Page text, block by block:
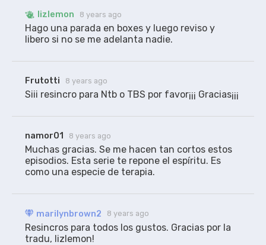
versión
WEBRip RARBG/NTb
Subtítulos traducidos aquí, sincronizados para
WEBRip RARBG y AMZN WEBRip NTb (720 y 1080p).
lizlemon 8 years ago
Hago una parada en boxes y luego reviso y
libero si no se me adelanta nadie.
Frutotti 8 years ago
Siii resincro para Ntb o TBS por favor¡¡¡ Gracias¡¡¡
namor01 8 years ago
Muchas gracias. Se me hacen tan cortos estos
episodios. Esta serie te repone el espíritu. Es
como una especie de terapia.
marilynbrown2 8 years ago
Resincros para todos los gustos. Gracias por la
tradu, lizlemon!